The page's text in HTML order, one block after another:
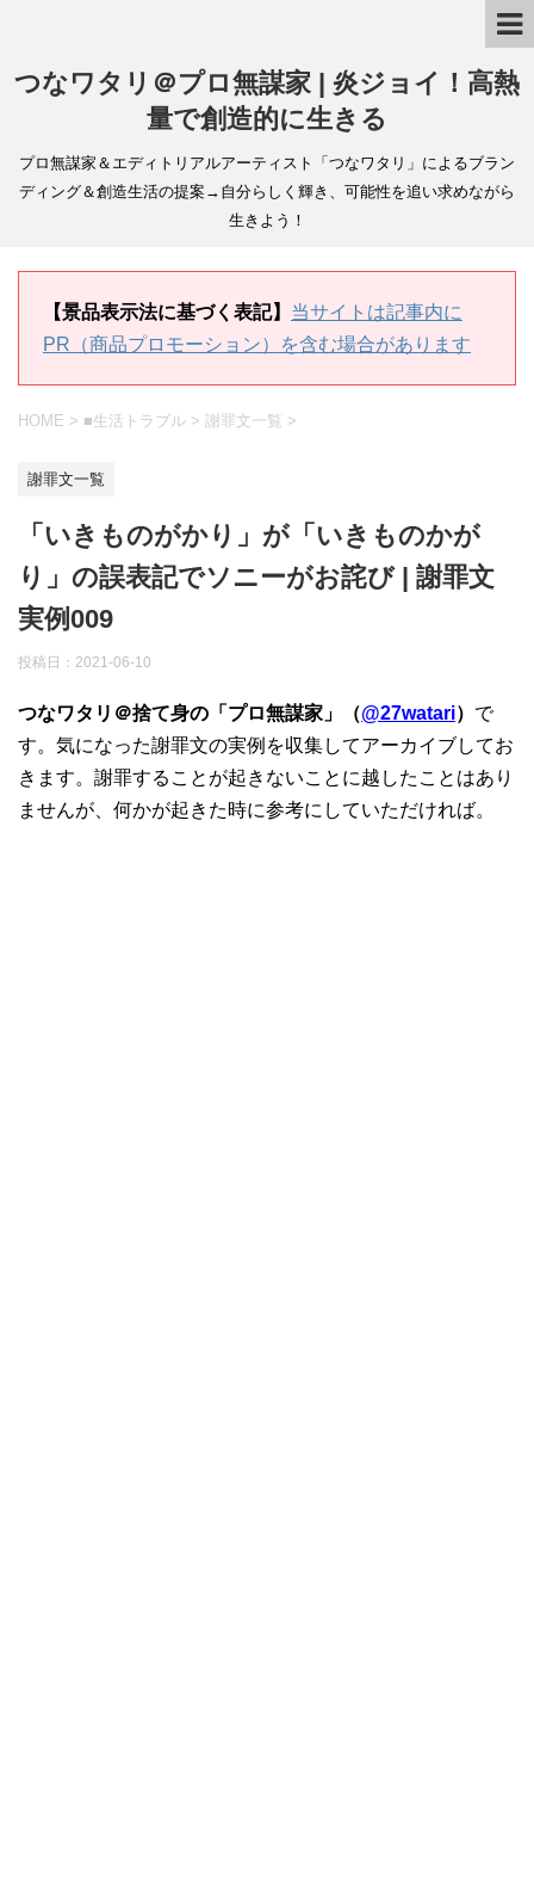
つなワタリ＠プロ無謀家 | 炎ジョイ！高熱
量で創造的に生きる
プロ無謀家＆エディトリアルアーティスト「つなワタリ」によるブラン
ディング＆創造生活の提案→自分らしく輝き、可能性を追い求めながら
生きよう！
【景品表示法に基づく表記】 当サイトは記事内に
PR（商品プロモーション）を含む場合があります
HOME > ■生活トラブル > 謝罪文一覧 >
謝罪文一覧
「いきものがかり」が「いきものかが
り」の誤表記でソニーがお詫び | 謝罪文
実例009
投稿日： 2021-06-10
つなワタリ＠捨て身の「プロ無謀家」（@27watari） で
す。気になった謝罪文の実例を収集してアーカイブしてお
きます。謝罪することが起きないことに越したことはあり
ませんが、何かが起きた時に参考にしていただければ。